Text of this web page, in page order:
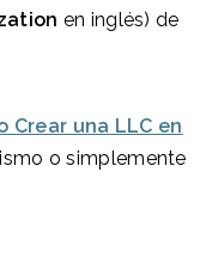
en inglés) de
Crear una LLC en
o simplemente